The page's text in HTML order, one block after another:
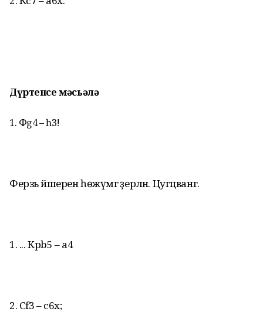
Дүртенсе мәсьәлә
1. Фg4 – һ3!
Ферзь йәшерен һөжүмгә әҙерләнә. Цугцванг.
1. ... Крb5 – а4
2. Сf3 – с6х;